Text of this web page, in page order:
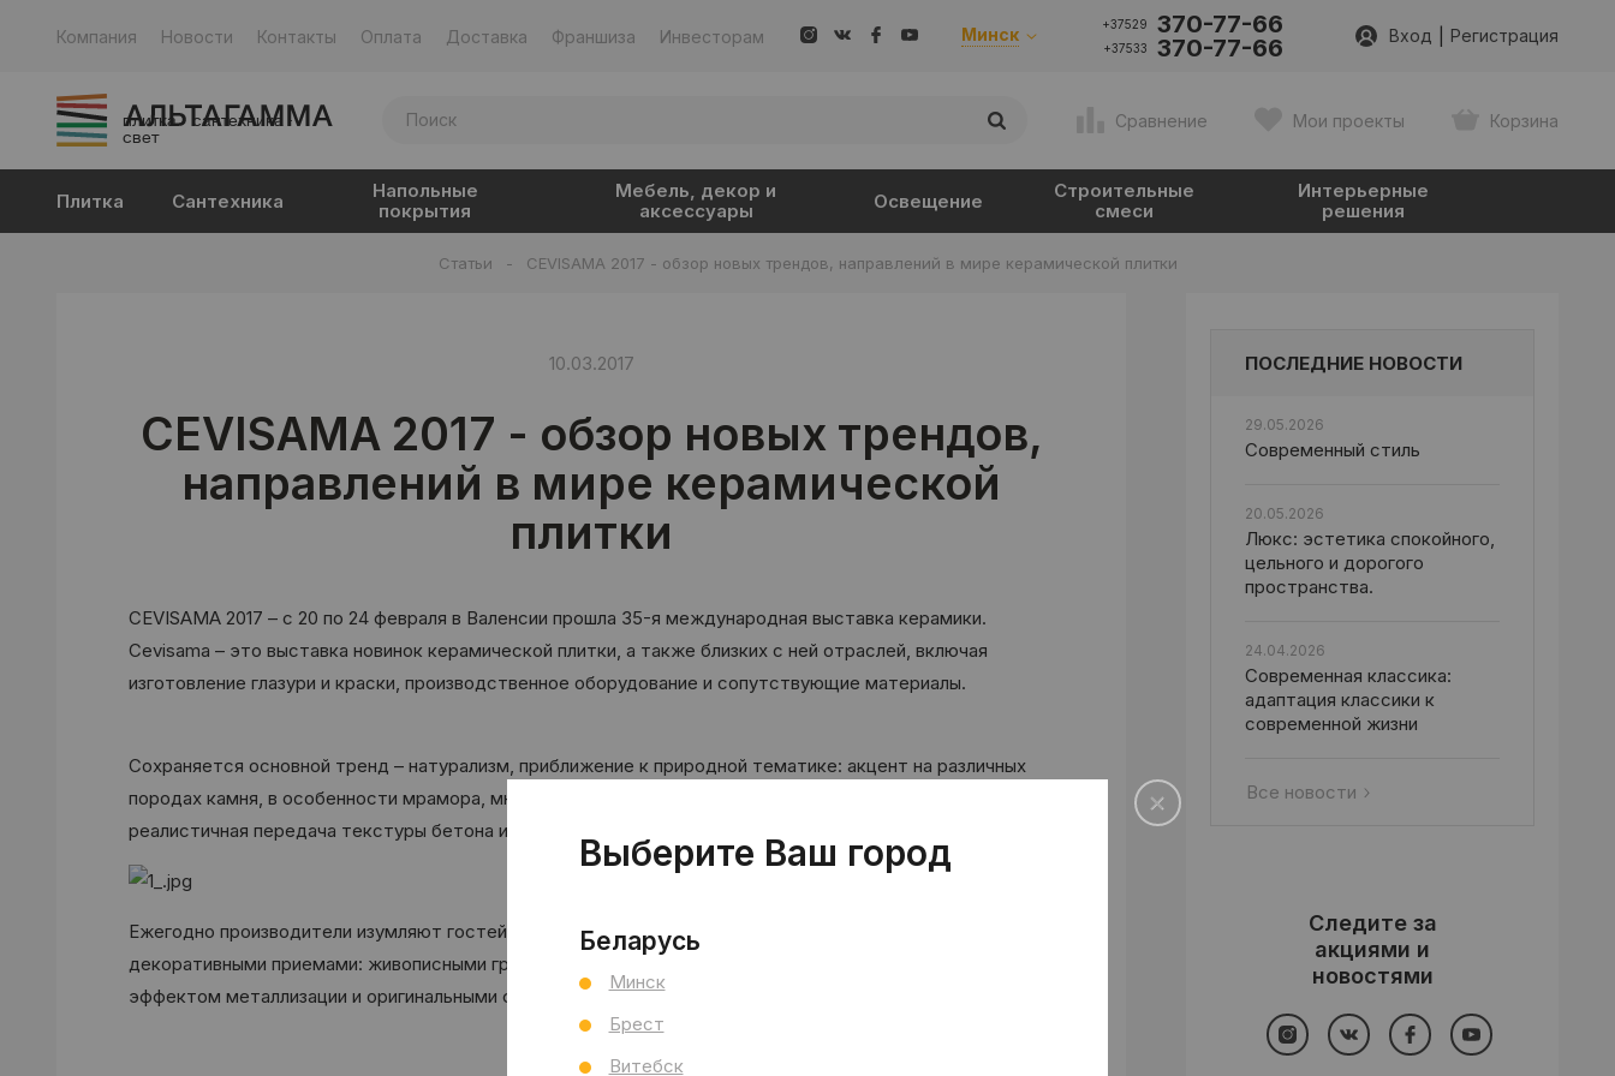
Компания Новости Контакты Оплата Доставка Франшиза Инвесторам Минск +37529 370-77-66
+37533 370-77-66 Вход Регистрация
плитка · сантехника ·
свет
Сравнение Мои проекты Корзина
Плитка Сантехника
Напольные
покрытия
Мебель, декор и
аксессуары
Освещение
Строительные
смеси
Интерьерные
решения
Статьи - CEVISAMA 2017 - обзор новых трендов, направлений в мире керамической плитки
10.03.2017
CEVISAMA 2017 - обзор новых трендов,
направлений в мире керамической
плитки
CEVISAMA 2017 – с 20 по 24 февраля в Валенсии прошла 35-я международная выставка керамики.
Cevisama – это выставка новинок керамической плитки, а также близких с ней отраслей, включая
изготовление глазури и краски, производственное оборудование и сопутствующие материалы.
Сохраняется основной тренд – натурализм, приближение к природной тематике: акцент на различных
породах камня, в особенности мрамора, многообразие имитации фактур и цветовой палитры дерева,
реалистичная передача текстуры бетона и цемента, а также декоративной штукатурки.
Ежегодно производители изумляют гостей выставки новыми очень яркими и интересными
декоративными приемами: живописными графическими и абстрактными рисунками, подлинным
эффектом металлизации и оригинальными формами с глянцевым и матовым 3D рельефом:
ПОСЛЕДНИЕ НОВОСТИ
29.05.2026
Современный стиль
20.05.2026
Люкс: эстетика спокойного,
цельного и дорогого
пространства.
24.04.2026
Современная классика:
адаптация классики к
современной жизни
Все новости
Следите за
акциями и
новостями
Выберите Ваш город
Беларусь
Минск
Брест
Витебск